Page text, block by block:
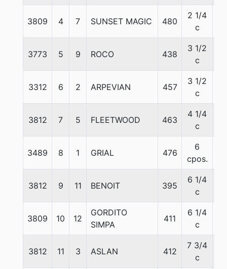
3809 4 7 SUNSET MAGIC 480
2 1/4
c
3773 5 9 ROCO 438
3 1/2
c
3312 6 2 ARPEVIAN 457
3 1/2
c
3812 7 5 FLEETWOOD 463
4 1/4
c
3489 8 1 GRIAL 476
6
cpos.
3812 9 11 BENOIT 395
6 1/4
c
3809 10 12
GORDITO
SIMPA
411
6 1/4
c
3812 11 3 ASLAN 412
7 3/4
c